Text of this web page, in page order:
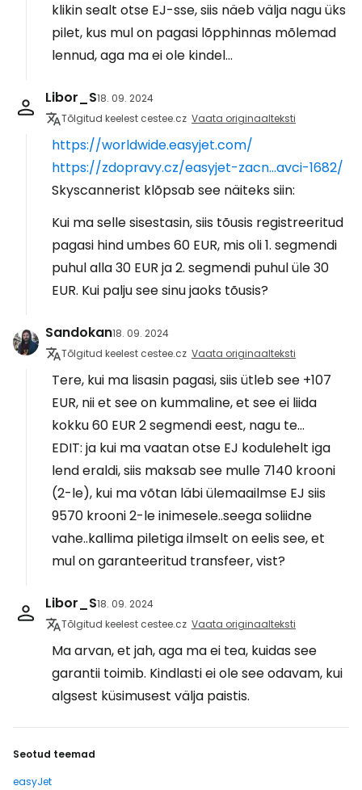
klikin sealt otse EJ-sse, siis näeb välja nagu üks
pilet, kus mul on pagasi lõpphinnas mõlemad
lennud, aga ma ei ole kindel...
Libor_S18. 09. 2024
Tõlgitud keelest cestee.cz Vaata originaalteksti
https://worldwide.easyjet.com/
https://zdopravy.cz/easyjet-zacn...avci-1682/
Skyscannerist klõpsab see näiteks siin:
Kui ma selle sisestasin, siis tõusis registreeritud
pagasi hind umbes 60 EUR, mis oli 1. segmendi
puhul alla 30 EUR ja 2. segmendi puhul üle 30
EUR. Kui palju see sinu jaoks tõusis?
Sandokan18. 09. 2024
Tõlgitud keelest cestee.cz Vaata originaalteksti
Tere, kui ma lisasin pagasi, siis ütleb see +107
EUR, nii et see on kummaline, et see ei liida
kokku 60 EUR 2 segmendi eest, nagu te...
EDIT: ja kui ma vaatan otse EJ kodulehelt iga
lend eraldi, siis maksab see mulle 7140 krooni
(2-le), kui ma võtan läbi ülemaailmse EJ siis
9570 krooni 2-le inimesele..seega soliidne
vahe..kallima piletiga ilmselt on eelis see, et
mul on garanteeritud transfeer, vist?
Libor_S18. 09. 2024
Tõlgitud keelest cestee.cz Vaata originaalteksti
Ma arvan, et jah, aga ma ei tea, kuidas see
garantii toimib. Kindlasti ei ole see odavam, kui
algsest küsimusest välja paistis.
Seotud teemad
easyJet